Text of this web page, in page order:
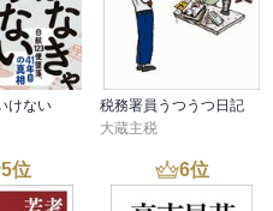
のを知り、水谷先生のような人
ことがわかりました。
て、縄跳びがいいと書かれてい
けない
税務署員うつうつ日記
大蔵主税
5位 6位